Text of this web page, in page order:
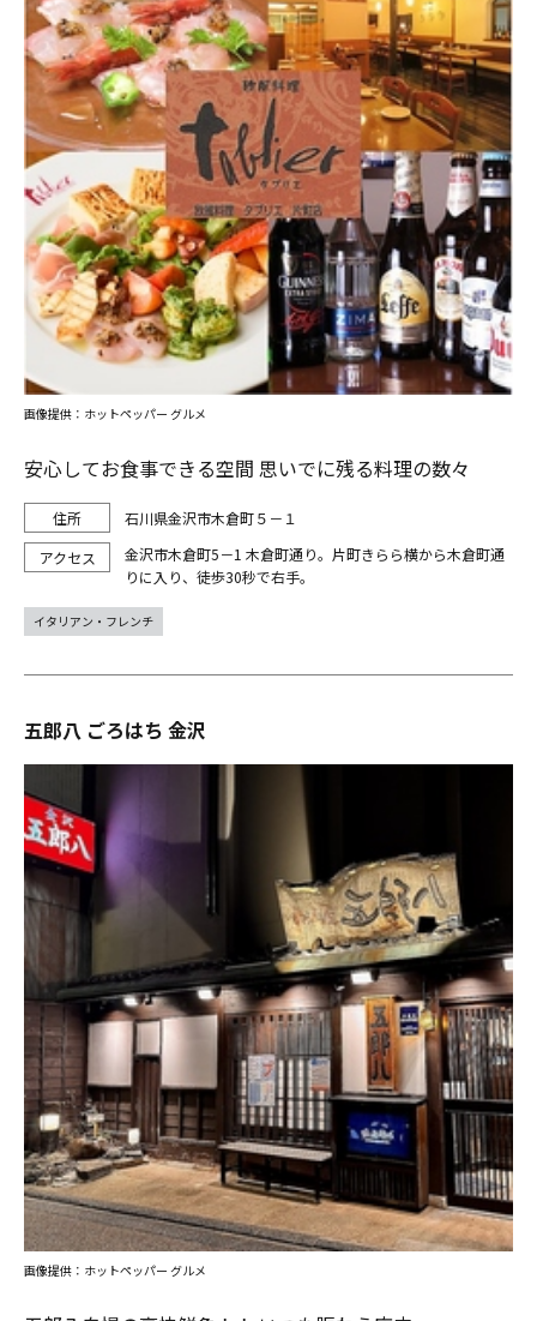
安心してお食事できる空間 思いでに残る料理の数々
石川県金沢市木倉町５－１
金沢市木倉町5－1 木倉町通り。片町きらら横から木倉町通
りに入り、徒歩30秒で右手。
画像提供：ホットペッパー グルメ
イタリアン・フレンチ
五郎八 ごろはち 金沢
画像提供：ホットペッパー グルメ